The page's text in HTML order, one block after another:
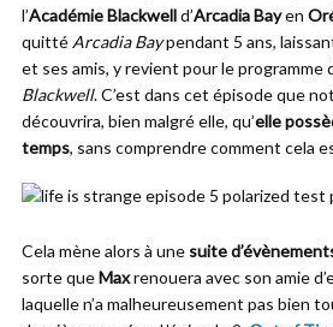
l’Académie Blackwelld’Arcadia Bayen
quitté Arcadia Baypendant 5 ans,
et ses amis, y revient pour le
Blackwell. C’est dans cet épisode que
découvrira, bien malgré elle, qu’elle
temps, sans comprendre comment cela
Cela mène alors à une suite
sorte queMaxrenouera avec son amie
laquelle n’a malheureusement pas bien